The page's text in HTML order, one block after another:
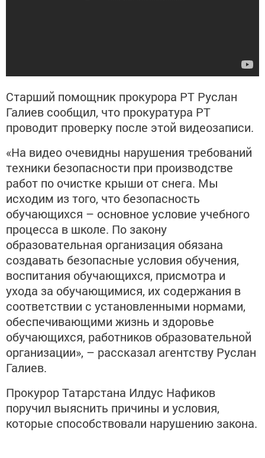
Старший помощник прокурора РТ Руслан
Галиев сообщил, что прокуратура РТ
проводит проверку после этой видеозаписи.
«На видео очевидны нарушения требований
техники безопасности при производстве
работ по очистке крыши от снега. Мы
исходим из того, что безопасность
обучающихся – основное условие учебного
процесса в школе. По закону
образовательная организация обязана
создавать безопасные условия обучения,
воспитания обучающихся, присмотра и
ухода за обучающимися, их содержания в
соответствии с установленными нормами,
обеспечивающими жизнь и здоровье
обучающихся, работников образовательной
организации», – рассказал агентству Руслан
Галиев.
Прокурор Татарстана Илдус Нафиков
поручил выяснить причины и условия,
которые способствовали нарушению закона.